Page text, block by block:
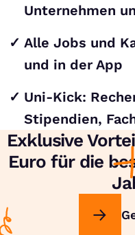
Unternehmen
Alle Jobs und
und in der App
Uni-Kick:
Stipendien,
Exklusive
Euro für die